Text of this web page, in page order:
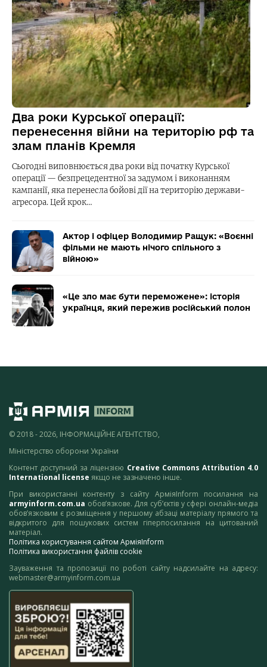
Два роки Курської операції:
перенесення війни на територію рф та
злам планів Кремля
Сьогодні виповнюється два роки від початку Курської
операції — безпрецедентної за задумом і виконанням
кампанії, яка перенесла бойові дії на територію держави-
агресора. Цей крок…
Актор і офіцер Володимир Ращук: «Воєнні
фільми не мають нічого спільного з
війною»
«Це зло має бути переможене»: історія
українця, який пережив російський полон
© 2018 - 2026, ІНФОРМАЦІЙНЕ АГЕНТСТВО,
Міністерство оборони України
Контент доступний за ліцензією Creative Commons Attribution 4.0
International license якщо не зазначено інше.
При використанні контенту з сайту АрміяInform посилання на
armyinform.com.ua обов’язкове. Для суб’єктів у сфері онлайн-медіа
обов’язковим є розміщення у першому абзаці матеріалу прямого та
відкритого для пошукових систем гіперпосилання на цитований
матеріал.
Політика користування сайтом АрміяInform
Політика використання файлів cookie
Зауваження та пропозиції по роботі сайту надсилайте на адресу:
webmaster@armyinform.com.ua